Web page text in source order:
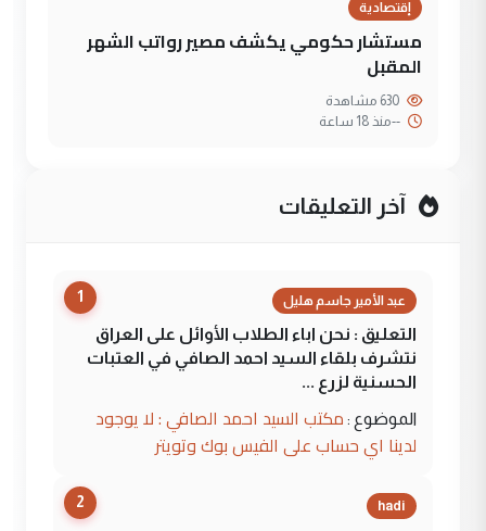
إقتصادية
مستشار حكومي يكشف مصير رواتب الشهر
المقبل
--منذ 18 ساعة
آخر التعليقات
1 عبد الأمير جاسم هليل
التعليق : نحن اباء الطلاب الأوائل على العراق
نتشرف بلقاء السيد احمد الصافي في العتبات
الحسنية لزرع ...
الموضوع : مكتب السيد احمد الصافي : لا يوجود
لدينا اي حساب على الفيس بوك وتويتر
2 hadi